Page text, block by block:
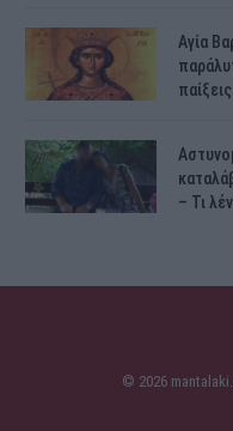
Αγία
– Τι
© 2026